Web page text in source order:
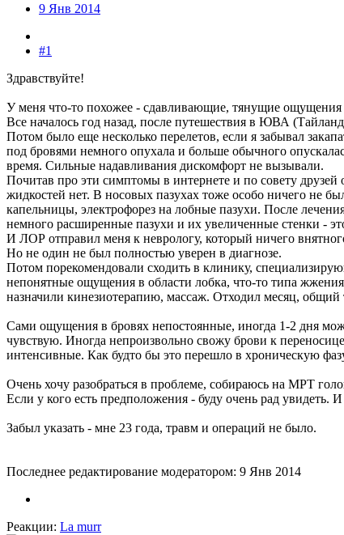
9 Янв 2014
#1
Здравствуйте!
У меня что-то похожее - сдавливающие, тянущие ощущения
Все началось год назад, после путешествия в ЮВА
Потом было еще несколько перелетов, если я забывал
под бровями немного опухала и больше обычного
время. Сильные надавливания дискомфорт не вызывали.
Почитав про эти симптомы в интернете и по совету
жидкостей нет. В носовых пазухах тоже особо ничего не
капельницы, электрофорез на лобные пазухи. После
немного расширенные пазухи и их увеличенные стенки -
И ЛОР отправил меня к неврологу, который ничего
Но не один не был полностью уверен в диагнозе.
Потом порекомендовали сходить в клинику,
непонятные ощущения в области лобка, что-то типа
назначили кинезиотерапию, массаж. Отходил месяц,
Сами ощущения в бровях непостоянные, иногда 1-2 дня
чувствую. Иногда непроизвольно свожу брови к
интенсивные. Как будто бы это перешло в хроническую
Очень хочу разобраться в проблеме, собираюсь на МРТ
Если у кого есть предположения - буду очень рад увидеть.
Забыл указать - мне 23 года, травм и операций не было.
Последнее редактирование модератором: 9 Янв 2014
Реакции: La murr